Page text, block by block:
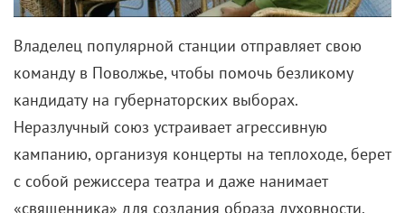
кандидату на губернаторских выборах.
Неразлучный союз устраивает агрессивную
кампанию, организуя концерты на теплоходе, берет
с собой режиссера театра и даже нанимает
«священника» для создания образа духовности.
При этом победа на выборах не стоит в планах
начальства. Главная цель – напугать соперников и
оттянуть пару процентов голосов.